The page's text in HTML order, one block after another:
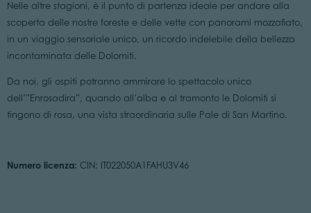
Nelle altre stagioni, è il punto di partenza ideale per andare alla
scoperta delle nostre foreste e delle vette con panorami mozzafiato,
in un viaggio sensoriale unico, un ricordo indelebile della bellezza
incontaminata delle Dolomiti.
Da noi, gli ospiti potranno ammirare lo spettacolo unico
dell’”Enrosadira”, quando all’alba e al tramonto le Dolomiti si
tingono di rosa, una vista straordinaria sulle Pale di San Martino.
Numero licenza: CIN: IT022050A1FAHU3V46